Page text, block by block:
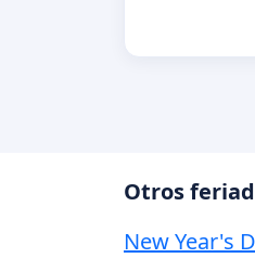
Otros
New Year's